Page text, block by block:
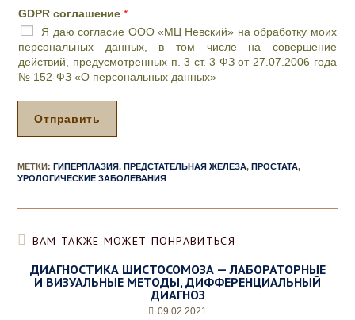
ч
и
п
о
у
р
,
е
GDPR соглашение*
Я даю согласие ООО «МЦ Невский» на обработку моих
персональных данных, в том числе на совершение
действий, предусмотренных п. 3 ст. 3 ФЗ от 27.07.2006 года
№ 152-ФЗ «О персональных данных»
Отправить
МЕТКИ : ГИПЕРПЛАЗИЯ, ПРЕДСТАТЕЛЬНАЯ ЖЕЛЕЗА, ПРОСТАТА,
УРОЛОГИЧЕСКИЕ ЗАБОЛЕВАНИЯ
ВАМ ТАКЖЕ МОЖЕТ ПОНРАВИТЬСЯ
ДИАГНОСТИКА ШИСТОСОМОЗА — ЛАБОРАТОРНЫЕ
И ВИЗУАЛЬНЫЕ МЕТОДЫ, ДИФФЕРЕНЦИАЛЬНЫЙ
ДИАГНОЗ
09.02.2021